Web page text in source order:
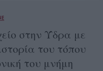
στην Ύδρα με
του τόπου
του μνήμη